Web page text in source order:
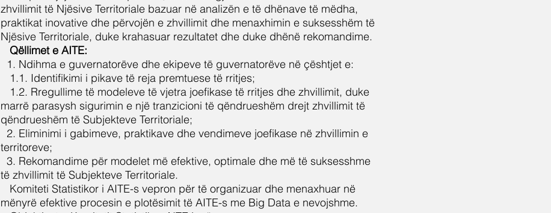
zhvillimit të Njësive Territoriale bazuar në analizën e të dhënave të mëdha,
praktikat inovative dhe përvojën e zhvillimit dhe menaxhimin e suksesshëm të
Njësive Territoriale, duke krahasuar rezultatet dhe duke dhënë rekomandime.
Qëllimet e AITE:
1. Ndihma e guvernatorëve dhe ekipeve të guvernatorëve në çështjet e:
1.1. Identifikimi i pikave të reja premtuese të rritjes;
1.2. Rregullime të modeleve të vjetra joefikase të rritjes dhe zhvillimit, duke
marrë parasysh sigurimin e një tranzicioni të qëndrueshëm drejt zhvillimit të
qëndrueshëm të Subjekteve Territoriale;
2. Eliminimi i gabimeve, praktikave dhe vendimeve joefikase në zhvillimin e
territoreve;
3. Rekomandime për modelet më efektive, optimale dhe më të suksesshme
të zhvillimit të Subjekteve Territoriale.
Komiteti Statistikor i AITE-s vepron për të organizuar dhe menaxhuar në
mënyrë efektive procesin e plotësimit të AITE-s me Big Data e nevojshme.